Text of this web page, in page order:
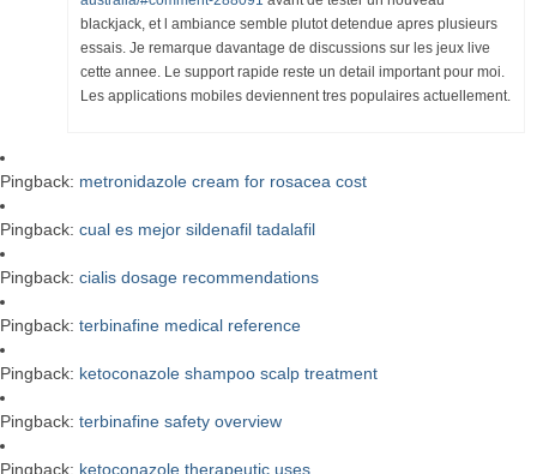
blackjack, et l ambiance semble plutot detendue apres plusieurs
essais. Je remarque davantage de discussions sur les jeux live
cette annee. Le support rapide reste un detail important pour moi.
Les applications mobiles deviennent tres populaires actuellement.
Pingback: metronidazole cream for rosacea cost
Pingback: cual es mejor sildenafil tadalafil
Pingback: cialis dosage recommendations
Pingback: terbinafine medical reference
Pingback: ketoconazole shampoo scalp treatment
Pingback: terbinafine safety overview
Pingback: ketoconazole therapeutic uses